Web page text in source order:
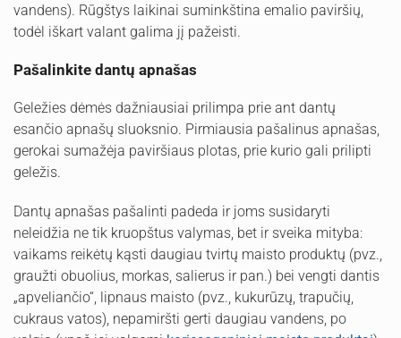
vandens). Rūgštys laikinai suminkština emalio paviršių,
todėl iškart valant galima jį pažeisti.
Pašalinkite dantų apnašas
Geležies dėmės dažniausiai prilimpa prie ant dantų
esančio apnašų sluoksnio. Pirmiausia pašalinus apnašas,
gerokai sumažėja paviršiaus plotas, prie kurio gali prilipti
geležis.
Dantų apnašas pašalinti padeda ir joms susidaryti
neleidžia ne tik kruopštus valymas, bet ir sveika mityba:
vaikams reikėtų kąsti daugiau tvirtų maisto produktų (pvz.,
graužti obuolius, morkas, salierus ir pan.) bei vengti dantis
„apveliančio“, lipnaus maisto (pvz., kukurūzų, trapučių,
cukraus vatos), nepamiršti gerti daugiau vandens, po